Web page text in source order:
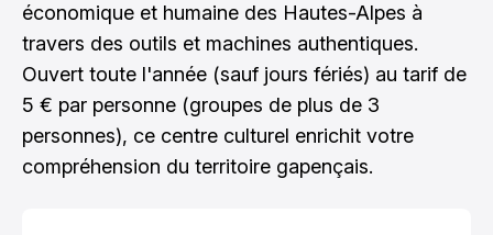
économique et humaine des Hautes-Alpes à
travers des outils et machines authentiques.
Ouvert toute l'année (sauf jours fériés) au tarif de
5 € par personne (groupes de plus de 3
personnes), ce centre culturel enrichit votre
compréhension du territoire gapençais.